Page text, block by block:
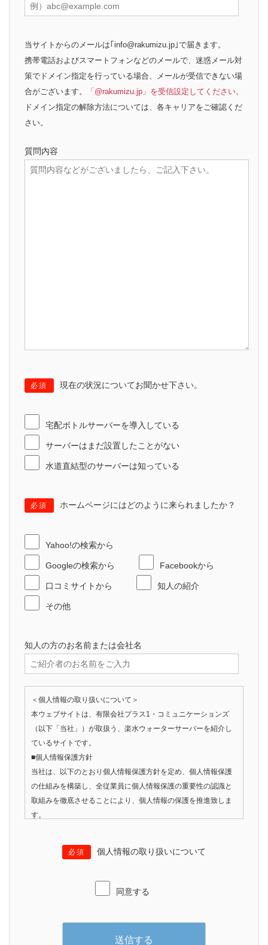
当サイトからのメールは｢info@rakumizu.jp｣で届きます。
携帯電話およびスマートフォンなどのメールで、迷惑メール対
策でドメイン指定を行っている場合、メールが受信できない場
合がございます。
「@rakumizu.jp」を受信設定してください。
ドメイン指定の解除方法については、各キャリアをご確認くだ
さい。
質問内容
必須 現在の状況についてお聞かせ下さい。
宅配ボトルサーバーを導入している
サーバーはまだ設置したことがない
水道直結型のサーバーは知っている
必須 ホームページにはどのように来られましたか？
Yahoo!の検索から
Googleの検索から Facebookから
口コミサイトから 知人の紹介
その他
知人の方のお名前または会社名
＜個人情報の取り扱いについて＞
本ウェブサイトは、有限会社プラス1・コミュニケーションズ
（以下「当社」）が取扱う、楽水ウォーターサーバーを紹介し
ているサイトです。
■個人情報保護方針
当社は、以下のとおり個人情報保護方針を定め、個人情報保護
の仕組みを構築し、全従業員に個人情報保護の重要性の認識と
取組みを徹底させることにより、個人情報の保護を推進致しま
す。
当サイトでは広告の効果測定のため、第三者の運営するツール
から当サイトに訪れる前にクリックされている広告の情報（ク
合する場合がございます。
必須 個人情報の取り扱いについて
同意する